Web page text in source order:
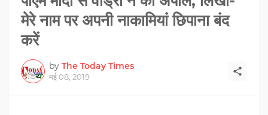
मेरे नाम पर अपनी नाकामियां छिपाना बंद
करें
by The Today Times
मई 08, 2019